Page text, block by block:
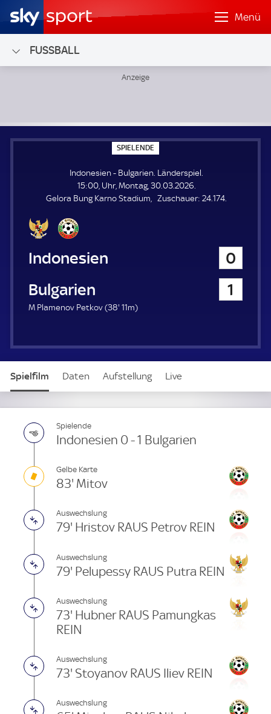
Menü
FUSSBALL
SPIELENDE
P
L
E
N
Indonesien - Bulgarien. Länderspiel.
15:00, Uhr, Montag, 30.03.2026.
Gelora Bung Karno Stadium
Zuschauer: Z
24.174.
Indonesien
0
Bulgarien
1
M Plamenov Petkov (38'3
u
t
11m)
Spielfilm Daten Aufstellung Live
Spielende
Indonesien 0 - 1 Bulgarien
Gelbe Karte
83' Mitov
Auswechslung
79' Hristov RAUS Petrov REIN
Auswechslung
79' Pelupessy RAUS Putra REIN
Auswechslung
73' Hubner RAUS Pamungkas
REIN
Auswechslung
73' Stoyanov RAUS Iliev REIN
Auswechslung